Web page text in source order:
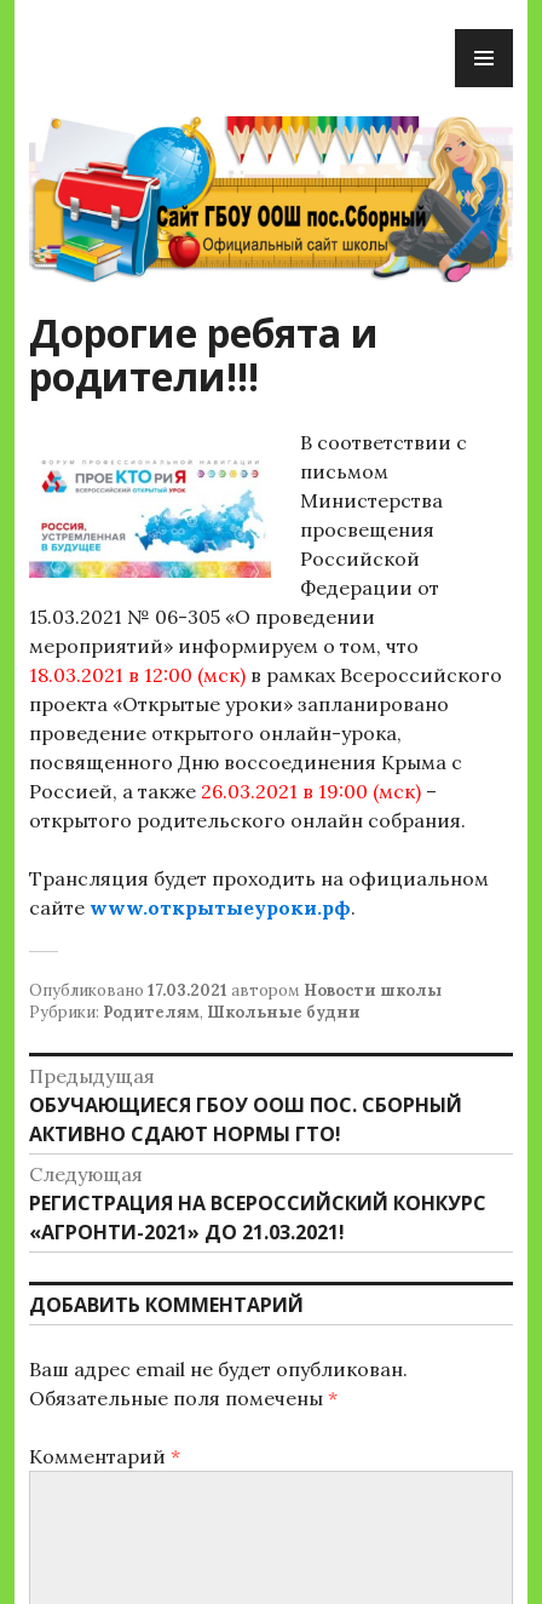
Сайт ГБОУ ООШ пос.Сборный
Дорогие ребята и
родители!!!
В соответствии с
письмом
Министерства
просвещения
Российской
Федерации от
15.03.2021 № 06-305 «О проведении
мероприятий» информируем о том, что
18.03.2021 в 12:00 (мск) в рамках Всероссийского
проекта «Открытые уроки» запланировано
проведение открытого онлайн-урока,
посвященного Дню воссоединения Крыма с
Россией, а также 26.03.2021 в 19:00 (мск) –
открытого родительского онлайн собрания.
Трансляция будет проходить на официальном
сайте www.открытыеуроки.рф.
Опубликовано 17.03.2021 автором Новости школы
Рубрики: Родителям, Школьные будни
Навигация
по
записям
Предыдущая
Предыдущая
запись:
ОБУЧАЮЩИЕСЯ ГБОУ ООШ ПОС. СБОРНЫЙ
АКТИВНО СДАЮТ НОРМЫ ГТО!
Следующая
Следующая
запись:
РЕГИСТРАЦИЯ НА ВСЕРОССИЙСКИЙ КОНКУРС
«АГРОНТИ-2021» ДО 21.03.2021!
ДОБАВИТЬ КОММЕНТАРИЙ
Ваш адрес email не будет опубликован.
Обязательные поля помечены *
Комментарий *